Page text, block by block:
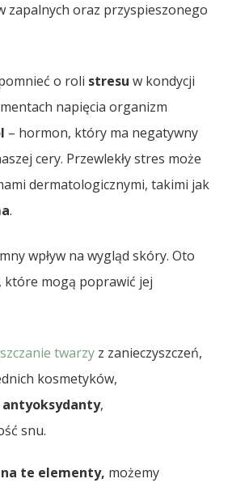
zapalnych oraz przyspieszonego
o roli stresu w kondycji
napięcia organizm
– hormon, który ma negatywny
cery. Przewlekły stres może
dermatologicznymi, takimi jak
.
wpływ na wygląd skóry. Oto
które mogą poprawić jej
twarzy z zanieczyszczeń,
kosmetyków,
antyoksydanty,
snu.
te elementy, możemy